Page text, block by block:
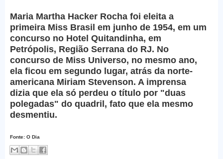
Maria Martha Hacker Rocha foi eleita a
primeira Miss Brasil em junho de 1954, em um
concurso no Hotel Quitandinha, em
Petrópolis, Região Serrana do RJ. No
concurso de Miss Universo, no mesmo ano,
ela ficou em segundo lugar, atrás da norte-
americana Miriam Stevenson. A imprensa
dizia que ela só perdeu o título por "duas
polegadas" do quadril, fato que ela mesmo
desmentiu.
Fonte: O Dia